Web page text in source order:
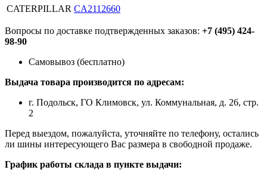
CATERPILLAR CA2112660
Вопросы по доставке подтвержденных заказов: +7 (495) 424-
98-90
Самовывоз (бесплатно)
Выдача товара производится по адресам:
г. Подольск, ГО Климовск, ул. Коммунальная, д. 26, стр.
2
Перед выездом, пожалуйста, уточняйте по телефону, остались
ли шины интересующего Вас размера в свободной продаже.
График работы склада в пункте выдачи: